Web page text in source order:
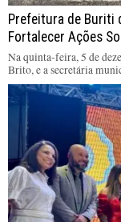
Prefeitura de Buriti
Fortalecer Ações
Na quinta-feira, 5 de
Brito, e a secretária